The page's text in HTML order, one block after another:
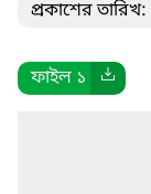
প্রকাশের
ফাইল ১